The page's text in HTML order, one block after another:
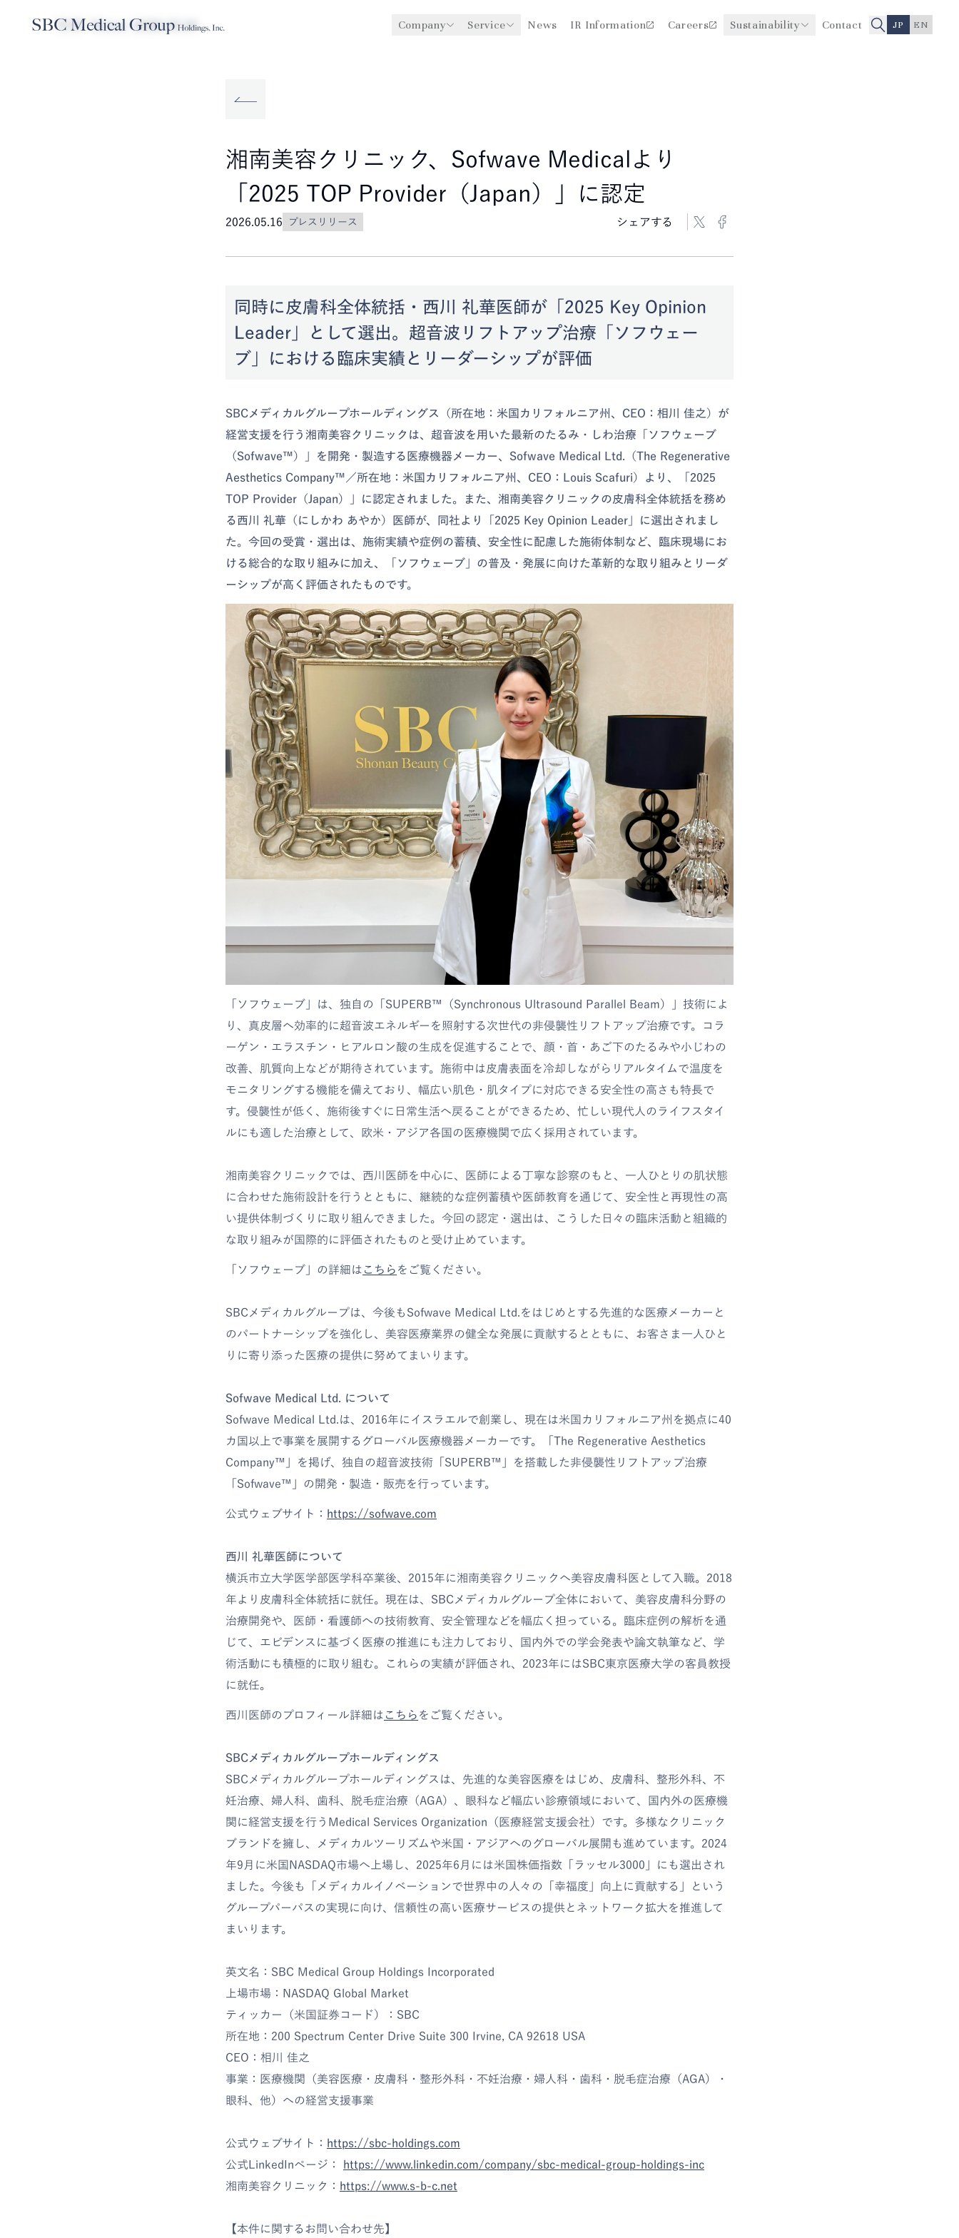
Company Service News IR Information Careers Sustainability Contact JP EN
Company
Service
Sustainability
TOP News 2026.05.16
湘南美容クリニック、Sofwave Medicalより
「2025 TOP Provider（Japan）」に認定
2026.05.16 プレスリリース シェアする
同時に皮膚科全体統括・西川 礼華医師が「2025 Key Opinion
Leader」として選出。超音波リフトアップ治療「ソフウェー
ブ」における臨床実績とリーダーシップが評価
SBCメディカルグループホールディングス（所在地：米国カリフォルニア州、CEO：相川 佳之）が
経営支援を行う湘南美容クリニックは、超音波を用いた最新のたるみ・しわ治療「ソフウェーブ
（Sofwave™）」を開発・製造する医療機器メーカー、Sofwave Medical Ltd.（The Regenerative
Aesthetics Company™／所在地：米国カリフォルニア州、CEO：Louis Scafuri）より、「2025
TOP Provider（Japan）」に認定されました。また、湘南美容クリニックの皮膚科全体統括を務め
る西川 礼華（にしかわ あやか）医師が、同社より「2025 Key Opinion Leader」に選出されまし
た。今回の受賞・選出は、施術実績や症例の蓄積、安全性に配慮した施術体制など、臨床現場にお
ける総合的な取り組みに加え、「ソフウェーブ」の普及・発展に向けた革新的な取り組みとリーダ
ーシップが高く評価されたものです。
「ソフウェーブ」は、独自の「SUPERB™（Synchronous Ultrasound Parallel Beam）」技術によ
り、真皮層へ効率的に超音波エネルギーを照射する次世代の非侵襲性リフトアップ治療です。コラ
ーゲン・エラスチン・ヒアルロン酸の生成を促進することで、顔・首・あご下のたるみや小じわの
改善、肌質向上などが期待されています。施術中は皮膚表面を冷却しながらリアルタイムで温度を
モニタリングする機能を備えており、幅広い肌色・肌タイプに対応できる安全性の高さも特長で
す。侵襲性が低く、施術後すぐに日常生活へ戻ることができるため、忙しい現代人のライフスタイ
ルにも適した治療として、欧米・アジア各国の医療機関で広く採用されています。
湘南美容クリニックでは、西川医師を中心に、医師による丁寧な診察のもと、一人ひとりの肌状態
に合わせた施術設計を行うとともに、継続的な症例蓄積や医師教育を通じて、安全性と再現性の高
い提供体制づくりに取り組んできました。今回の認定・選出は、こうした日々の臨床活動と組織的
な取り組みが国際的に評価されたものと受け止めています。
「ソフウェーブ」の詳細は こちら をご覧ください。
SBCメディカルグループは、今後もSofwave Medical Ltd.をはじめとする先進的な医療メーカーと
のパートナーシップを強化し、美容医療業界の健全な発展に貢献するとともに、お客さま一人ひと
りに寄り添った医療の提供に努めてまいります。
Sofwave Medical Ltd. について
Sofwave Medical Ltd.は、2016年にイスラエルで創業し、現在は米国カリフォルニア州を拠点に40
カ国以上で事業を展開するグローバル医療機器メーカーです。「The Regenerative Aesthetics
Company™」を掲げ、独自の超音波技術「SUPERB™」を搭載した非侵襲性リフトアップ治療
「Sofwave™」の開発・製造・販売を行っています。
公式ウェブサイト： https://sofwave.com
西川 礼華医師について
横浜市立大学医学部医学科卒業後、2015年に湘南美容クリニックへ美容皮膚科医として入職。2018
年より皮膚科全体統括に就任。現在は、SBCメディカルグループ全体において、美容皮膚科分野の
治療開発や、医師・看護師への技術教育、安全管理などを幅広く担っている。臨床症例の解析を通
じて、エビデンスに基づく医療の推進にも注力しており、国内外での学会発表や論文執筆など、学
術活動にも積極的に取り組む。これらの実績が評価され、2023年にはSBC東京医療大学の客員教授
に就任。
西川医師のプロフィール詳細は こちら をご覧ください。
SBCメディカルグループホールディングス
SBCメディカルグループホールディングスは、先進的な美容医療をはじめ、皮膚科、整形外科、不
妊治療、婦人科、歯科、脱毛症治療（AGA）、眼科など幅広い診療領域において、国内外の医療機
関に経営支援を行うMedical Services Organization（医療経営支援会社）です。多様なクリニック
ブランドを擁し、メディカルツーリズムや米国・アジアへのグローバル展開も進めています。2024
年9月に米国NASDAQ市場へ上場し、2025年6月には米国株価指数「ラッセル3000」にも選出され
ました。今後も「メディカルイノベーションで世界中の人々の「幸福度」向上に貢献する」という
グループパーパスの実現に向け、信頼性の高い医療サービスの提供とネットワーク拡大を推進して
まいります。
英文名：SBC Medical Group Holdings Incorporated
上場市場：NASDAQ Global Market
ティッカー（米国証券コード）：SBC
所在地：200 Spectrum Center Drive Suite 300 Irvine, CA 92618 USA
CEO：相川 佳之
事業：医療機関（美容医療・皮膚科・整形外科・不妊治療・婦人科・歯科・脱毛症治療（AGA）・
眼科、他）への経営支援事業
公式ウェブサイト： https://sbc-holdings.com
公式LinkedInページ：
https://www.linkedin.com/company/sbc-medical-group-holdings-inc
湘南美容クリニック： https://www.s-b-c.net
【本件に関するお問い合わせ先】